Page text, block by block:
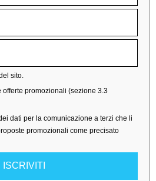
sito.
offerte promozionali (sezione 3.3
dati per la comunicazione a terzi che li
promozionali come precisato
ISCRIVITI